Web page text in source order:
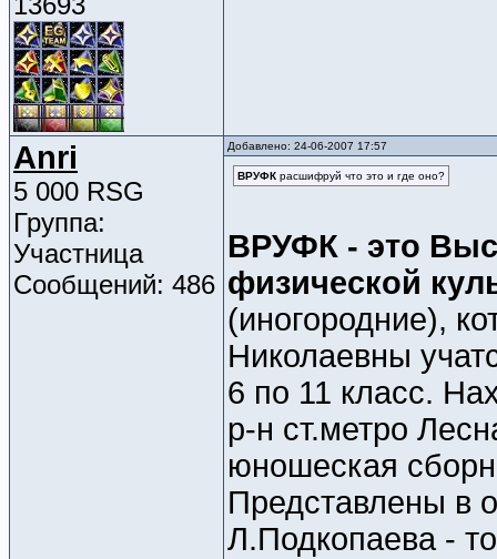
Anri
5 000 RSG
Группа:
Участница
Сообщений: 486
Добавлено: 24-06-2007 17:57
ВРУФК расшифруй что это и где оно?
ВРУФК - это
физической
(иногородние),
Николаевны
6 по 11 класс.
р-н ст.метро
юношеская
Представлены в
Л.Подкопаева -